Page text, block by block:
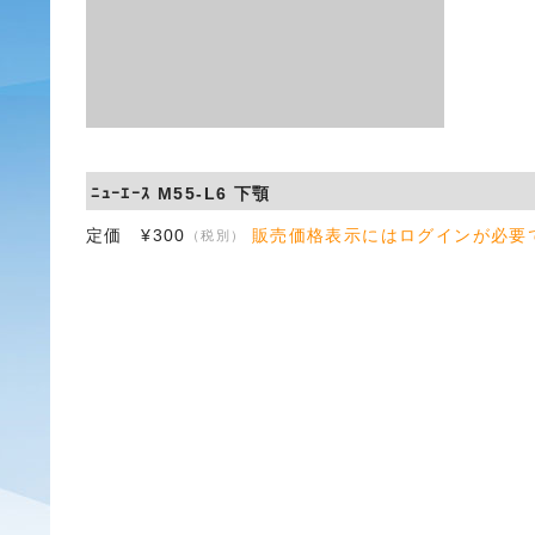
ﾆｭｰｴｰｽ M55-L6 下顎
定価 ¥300 （税別） 販売価格表示にはログインが必要